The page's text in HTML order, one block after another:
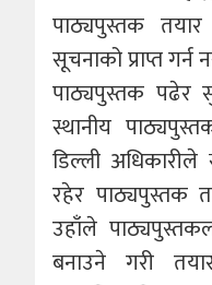
पाठ्यपुस्तक तयार
सूचनाको प्राप्त
पाठ्यपुस्तक पढेर
स्थानीय
डिल्ली अधिकारीले
रहेर पाठ्यपुस्तक
उहाँले
बनाउने गरी